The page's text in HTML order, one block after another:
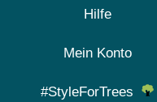
Hilfe
Mein Konto
#StyleForTrees